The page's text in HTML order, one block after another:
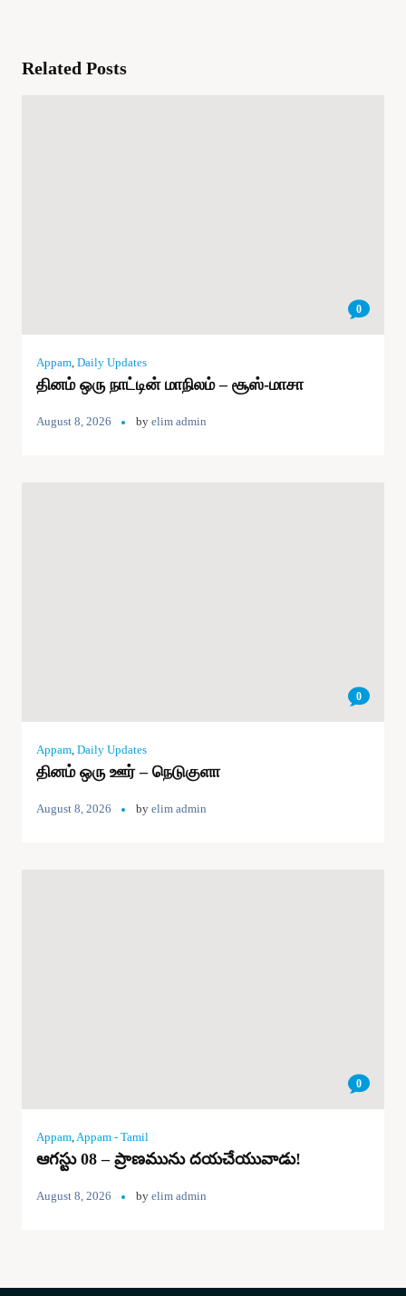
Related Posts
0
Appam Daily Updates
தினம் ஒரு நாட்டின் மாநிலம் – சூஸ்-மாசா
August 8, 2026 by elim admin
0
Appam Daily Updates
தினம் ஒரு ஊர் – நெடுகுளா
August 8, 2026 by elim admin
0
Appam Appam - Tamil
ఆగస్టు 08 – ప్రాణమును దయచేయువాడు!
August 8, 2026 by elim admin